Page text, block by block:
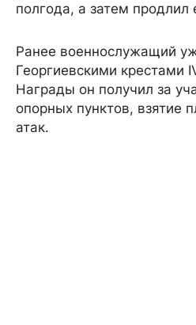
полгода, а затем продлил
Ранее военнослужащий
Георгиевскими крестами
Награды он получил за
опорных пунктов, взятие
атак.